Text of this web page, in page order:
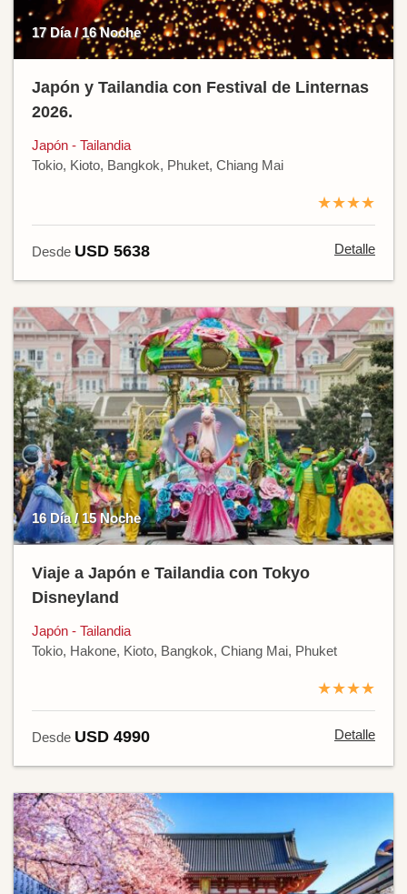
17 Día / 16 Noche
Japón y Tailandia con Festival de Linternas
2026.
Japón - Tailandia
Tokio, Kioto, Bangkok, Phuket, Chiang Mai
★★★★
Desde USD 5638 Detalle
16 Día / 15 Noche
Viaje a Japón e Tailandia con Tokyo
Disneyland
Japón - Tailandia
Tokio, Hakone, Kioto, Bangkok, Chiang Mai, Phuket
★★★★
Desde USD 4990 Detalle